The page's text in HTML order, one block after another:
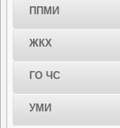
ППМИ
ЖКХ
ГО ЧС
УМИ